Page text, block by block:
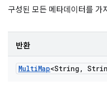
구성된 모든 메타데이터를 가
반환
MultiMap<String ,